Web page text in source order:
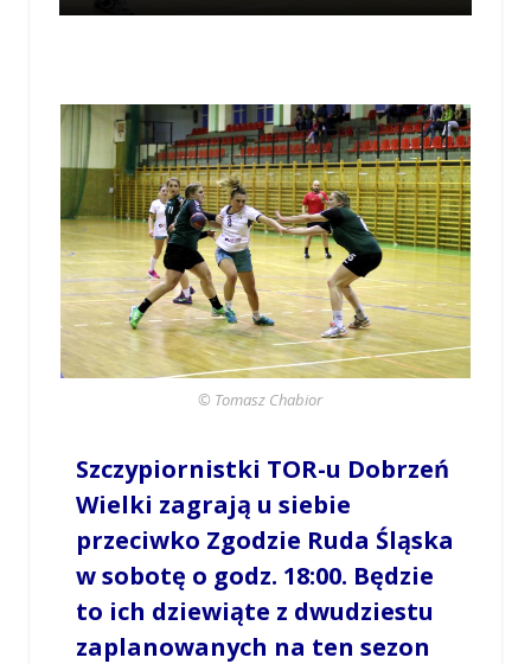
© Tomasz Chabior
Szczypiornistki TOR-u Dobrzeń
Wielki zagrają u siebie
przeciwko Zgodzie Ruda Śląska
w sobotę o godz. 18:00. Będzie
to ich dziewiąte z dwudziestu
zaplanowanych na ten sezon